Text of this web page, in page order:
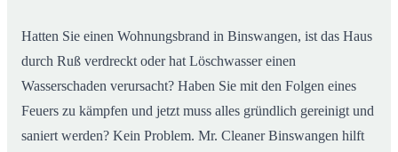
Hatten Sie einen Wohnungsbrand in Binswangen, ist das Haus
durch Ruß verdreckt oder hat Löschwasser einen
Wasserschaden verursacht? Haben Sie mit den Folgen eines
Feuers zu kämpfen und jetzt muss alles gründlich gereinigt und
saniert werden? Kein Problem. Mr. Cleaner Binswangen hilft